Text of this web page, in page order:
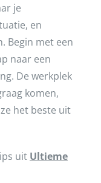
je
en
Begin met een
naar een
De werkplek
komen,
het beste uit
uit Ultieme